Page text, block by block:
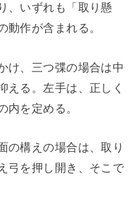
、いずれも「取り懸
動作が含まれる。
け、三つ弽の場合は中
える。左手は、正しく
内を定める。
の構えの場合は、取り
弓を押し開き、そこで